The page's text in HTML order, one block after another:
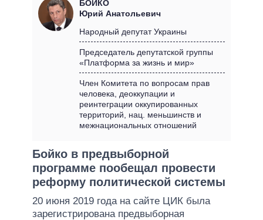
МНЕНИЯ
ОБЗОРЫ
ДАЙДЖЕСТЫ
МИР
ВСЕ ПОЛИТИКИ
ПРЕЗИДЕНТ И ОФИС
КАБИНЕТ МИНИСТРОВ
ГЛАВЫ ОБЛАДМИНИСТРАЦИЙ
ВСЕ ПЕРСОНЫ
ИНФОГРАФИКА
ВИДЕО
ПОДДЕРЖАТЬ
СРАВНЕНИЕ ПОЛИТИКОВ
БОЙКО
Юрий Анатольевич
Народный депутат Украины
Председатель депутатской группы
«Платформа за жизнь и мир»
Член Комитета по вопросам прав
человека, деоккупации и
реинтеграции оккупированных
территорий, нац. меньшинств и
межнациональных отношений
Бойко в предвыборной
программе пообещал провести
реформу политической системы
20 июня 2019 года на сайте ЦИК была
зарегистрирована предвыборная